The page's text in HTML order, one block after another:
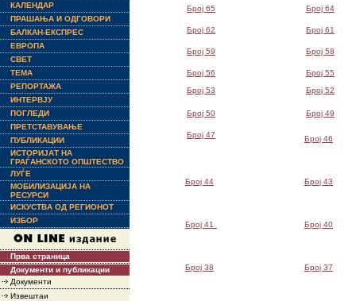
КАЛЕНДАР
ПРАШАЊА И ОДГОВОРИ
БАЛКАН-ЕКСПРЕС
ЕВРОПА
СВЕТ
ТЕМА
РЕПОРТАЖА
ИНТЕРВЈУ
ПОГЛЕДИ
ПРЕТСТАВУВАЊЕ
ПУБЛИКАЦИИ
ИСТОРИЈАТ НА
ГРАЃАНСКОТО ОПШТЕСТВО
ЛУЃЕ
МОБИЛИЗАЦИЈА НА
РЕСУРСИ
ИСКУСТВА ОД РЕГИОНОТ
ИЗБОР
Прва страница
Документи и публикации
Документи
Извештаи
Број 65
Број 62
Број 59
Број 56
Број 53
Број 50
Број 47
Број 64
Број 61
Број 58
Број 55
Број 52
Број 49
Број 46
Број 44 Број 43
Број 41 Број 40
Број 38 Број 37